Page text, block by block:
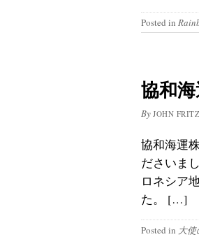
Posted in
協和
By JOHN FRITZ
協和海運
ださいま
ロネシア
た。 […]
Posted in 大